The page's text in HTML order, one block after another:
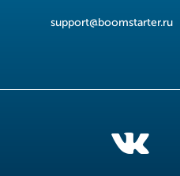
support@boomstarter.ru